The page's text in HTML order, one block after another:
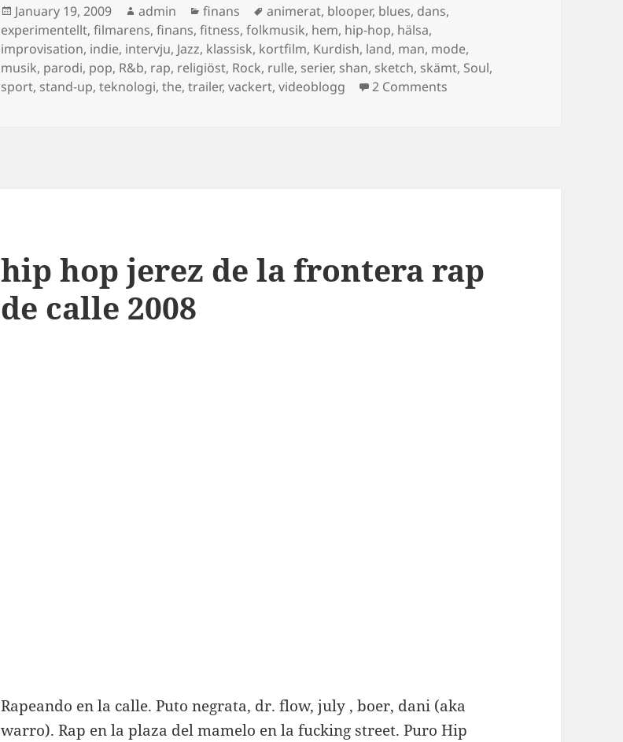
Posted
on
January 19, 2009 Author
admin Categories
finans Tags
animerat, blooper, blues, dans,
experimentellt,filmarens,finans,fitness,folkmusik, hem, hip-hop, hälsa,
improvisation, indie, intervju, Jazz, klassisk, kortfilm, Kurdish, land, man, mode,
musik, parodi, pop, R&b, rap, religiöst, Rock, rulle, serier, shan, sketch, skämt, Soul,
sport, stand-up,teknologi,the,trailer,vackert,videoblogg 2 Comments
hip hop jerez de la frontera rap
de calle 2008
Rapeando en la calle. Puto negrata, dr. flow, july , boer, dani (aka
warro). Rap en la plaza del mamelo en la fucking street. Puro Hip